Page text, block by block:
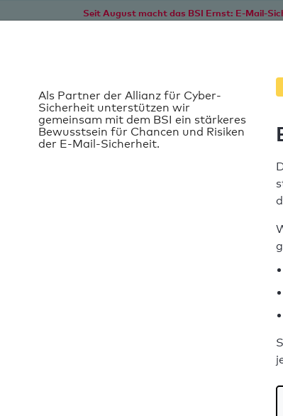
Seit August macht das BSI Ernst: E-Mail-
Syntaxprüfung: 1
Als Partner der Allianz für Cyber-
Sicherheit unterstützen wir
gemeinsam mit dem BSI ein stärkeres
Bewusstsein für Chancen und Risiken
der E-Mail-Sicherheit.